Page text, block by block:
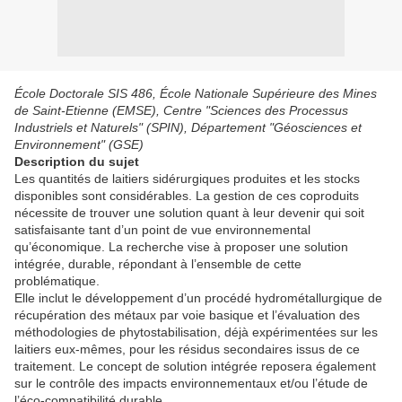
École Doctorale SIS 486, École Nationale Supérieure des Mines
de Saint-Etienne (EMSE), Centre "Sciences des Processus
Industriels et Naturels" (SPIN), Département "Géosciences et
Environnement" (GSE)
Description du sujet
Les quantités de laitiers sidérurgiques produites et les stocks
disponibles sont considérables. La gestion de ces coproduits
nécessite de trouver une solution quant à leur devenir qui soit
satisfaisante tant d’un point de vue environnemental
qu’économique. La recherche vise à proposer une solution
intégrée, durable, répondant à l’ensemble de cette
problématique.
Elle inclut le développement d’un procédé hydrométallurgique de
récupération des métaux par voie basique et l’évaluation des
méthodologies de phytostabilisation, déjà expérimentées sur les
laitiers eux-mêmes, pour les résidus secondaires issus de ce
traitement. Le concept de solution intégrée reposera également
sur le contrôle des impacts environnementaux et/ou l’étude de